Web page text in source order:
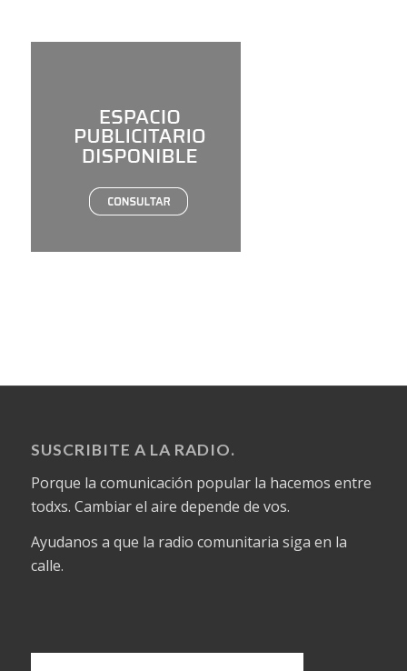
SUSCRIBITE A LA RADIO.
Porque la comunicación popular la hacemos entre
todxs. Cambiar el aire depende de vos.
Ayudanos a que la radio comunitaria siga en la
calle.